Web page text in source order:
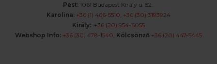
Pest: 1061 Budapest Király u. 52.
Karolina: +36 (1) 466-5510 +36 (30) 3193924
Király: +36 (20) 954-6055
Webshop Info: +36 (30) 478-1540 Kölcsönző +36 (20) 447-5445